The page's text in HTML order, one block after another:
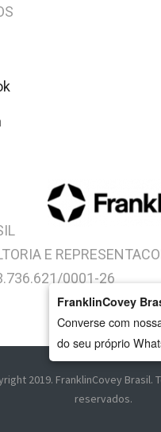
E
0001-26
2019. FranklinCovey Brasil.
reservados.
FranklinCovey
Converse com
do seu próprio